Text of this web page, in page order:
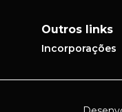
Outros links
Incorporações